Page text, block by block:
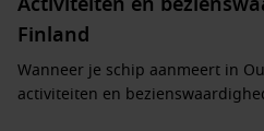
Finland
Wanneer je schip aanmeert in
activiteiten en